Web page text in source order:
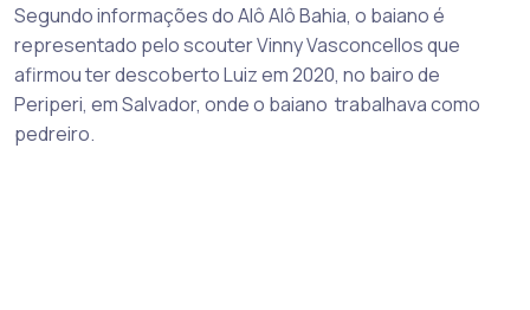
Segundo informações do Alô Alô Bahia, o baiano é
representado pelo scouter Vinny Vasconcellos que
afirmou ter descoberto Luiz em 2020, no bairo de
Periperi, em Salvador, onde o baiano trabalhava como
pedreiro.